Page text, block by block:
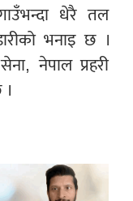
धेरै तल
भनाइ छ ।
नेपाल प्रहरी